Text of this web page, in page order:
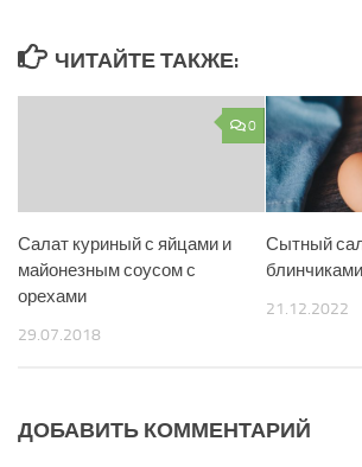
ЧИТАЙТЕ ТАКЖЕ:
0
Салат куриный с яйцами и
майонезным соусом с
орехами
29.07.2018
Сытный
21.12.2022
ДОБАВИТЬ КОММЕНТАРИЙ